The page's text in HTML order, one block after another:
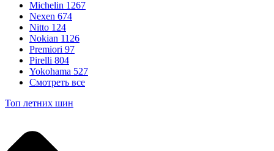
Michelin 1267
Nexen 674
Nitto 124
Nokian 1126
Premiori 97
Pirelli 804
Yokohama 527
Смотреть все
Топ летних шин